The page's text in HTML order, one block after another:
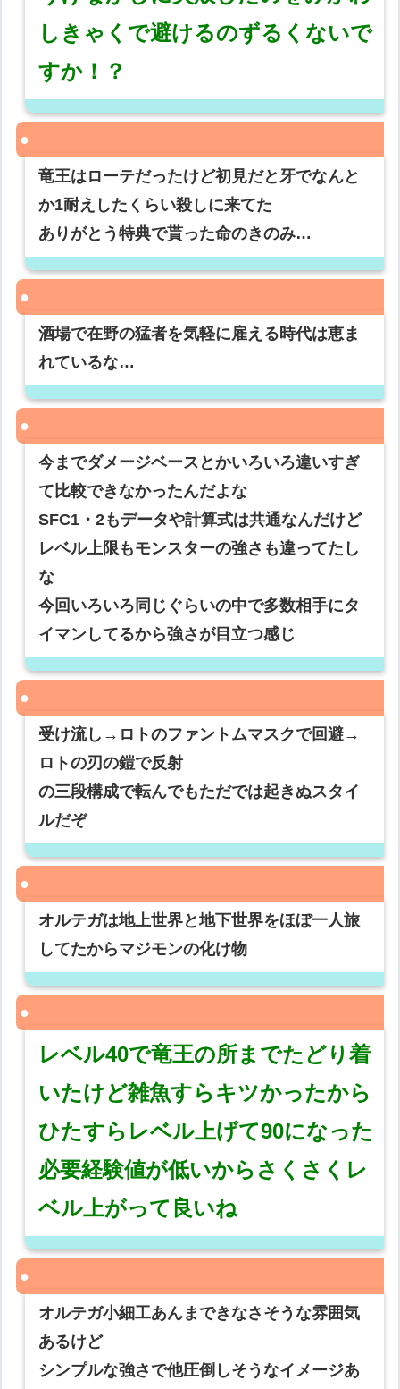
しきゃくで避けるのずるくないで
すか！？
竜王はローテだったけど初見だと牙でなんと
か1耐えしたくらい殺しに来てた
ありがとう特典で貰った命のきのみ…
酒場で在野の猛者を気軽に雇える時代は恵ま
れているな…
今までダメージベースとかいろいろ違いすぎ
て比較できなかったんだよな
SFC1・2もデータや計算式は共通なんだけど
レベル上限もモンスターの強さも違ってたし
な
今回いろいろ同じぐらいの中で多数相手にタ
イマンしてるから強さが目立つ感じ
受け流し→ロトのファントムマスクで回避→
ロトの刃の鎧で反射
の三段構成で転んでもただでは起きぬスタイ
ルだぞ
オルテガは地上世界と地下世界をほぼ一人旅
してたからマジモンの化け物
レベル40で竜王の所までたどり着
いたけど雑魚すらキツかったから
ひたすらレベル上げて90になった
必要経験値が低いからさくさくレ
ベル上がって良いね
オルテガ小細工あんまできなさそうな雰囲気
あるけど
シンプルな強さで他圧倒しそうなイメージあ